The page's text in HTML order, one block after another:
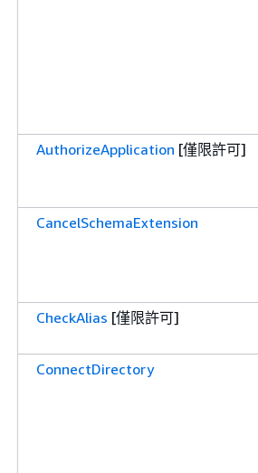
AuthorizeApplication [僅限許可]
CancelSchemaExtension
CheckAlias [僅限許可]
ConnectDirectory